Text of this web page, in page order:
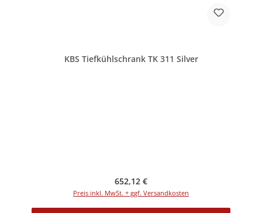
KBS Tiefkühlschrank TK 311 Silver
Regulärer Preis:
652,12 €
Preis inkl. MwSt. + ggf. Versandkosten